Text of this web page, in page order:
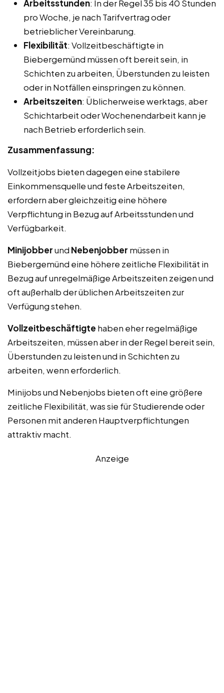
Arbeitsstunden: In der Regel 35 bis 40 Stunden
pro Woche, je nach Tarifvertrag oder
betrieblicher Vereinbarung.
Flexibilität: Vollzeitbeschäftigte in
Biebergemünd müssen oft bereit sein, in
Schichten zu arbeiten, Überstunden zu leisten
oder in Notfällen einspringen zu können.
Arbeitszeiten: Üblicherweise werktags, aber
Schichtarbeit oder Wochenendarbeit kann je
nach Betrieb erforderlich sein.
Zusammenfassung:
Vollzeitjobs bieten dagegen eine stabilere
Einkommensquelle und feste Arbeitszeiten,
erfordern aber gleichzeitig eine höhere
Verpflichtung in Bezug auf Arbeitsstunden und
Verfügbarkeit.
Minijobberund Nebenjobber müssen in
Biebergemünd eine höhere zeitliche Flexibilität in
Bezug auf unregelmäßige Arbeitszeiten zeigen und
oft außerhalb der üblichen Arbeitszeiten zur
Verfügung stehen.
Vollzeitbeschäftigte haben eher regelmäßige
Arbeitszeiten, müssen aber in der Regel bereit sein,
Überstunden zu leisten und in Schichten zu
arbeiten, wenn erforderlich.
Minijobs und Nebenjobs bieten oft eine größere
zeitliche Flexibilität, was sie für Studierende oder
Personen mit anderen Hauptverpflichtungen
attraktiv macht.
Anzeige